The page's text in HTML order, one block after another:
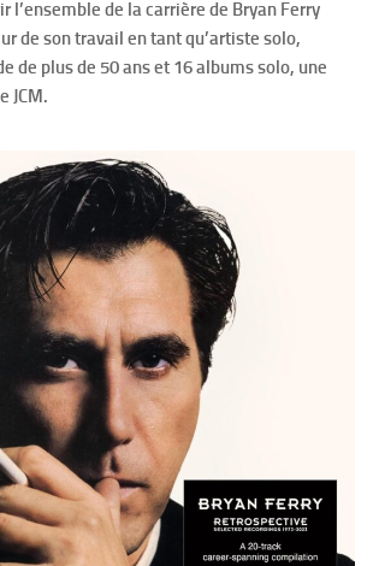
l’ensemble de la carrière de Bryan Ferry
de son travail en tant qu’artiste solo,
de plus de 50 ans et 16 albums solo, une
JCM.